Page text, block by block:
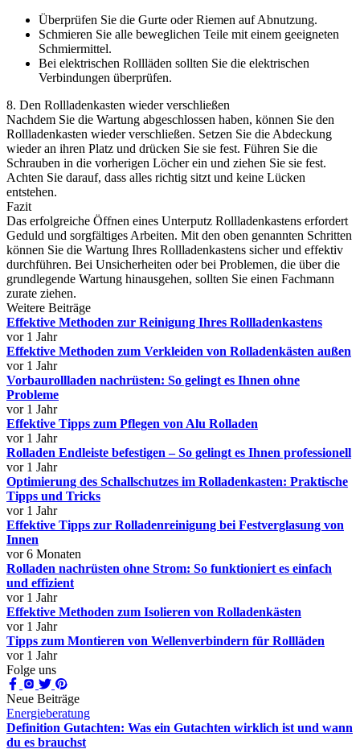
Überprüfen Sie die Gurte oder Riemen auf Abnutzung.
Schmieren Sie alle beweglichen Teile mit einem geeigneten
Schmiermittel.
Bei elektrischen Rollläden sollten Sie die elektrischen
Verbindungen überprüfen.
8. Den Rollladenkasten wieder verschließen
Nachdem Sie die Wartung abgeschlossen haben, können Sie den
Rollladenkasten wieder verschließen. Setzen Sie die Abdeckung
wieder an ihren Platz und drücken Sie sie fest. Führen Sie die
Schrauben in die vorherigen Löcher ein und ziehen Sie sie fest.
Achten Sie darauf, dass alles richtig sitzt und keine Lücken
entstehen.
Fazit
Das erfolgreiche Öffnen eines Unterputz Rollladenkastens erfordert
Geduld und sorgfältiges Arbeiten. Mit den oben genannten Schritten
können Sie die Wartung Ihres Rollladenkastens sicher und effektiv
durchführen. Bei Unsicherheiten oder bei Problemen, die über die
grundlegende Wartung hinausgehen, sollten Sie einen Fachmann
zurate ziehen.
Weitere Beiträge
Effektive Methoden zur Reinigung Ihres Rollladenkastens
vor 1 Jahr
Effektive Methoden zum Verkleiden von Rolladenkästen außen
vor 1 Jahr
Vorbaurollladen nachrüsten: So gelingt es Ihnen ohne
Probleme
vor 1 Jahr
Effektive Tipps zum Pflegen von Alu Rolladen
vor 1 Jahr
Rolladen Endleiste befestigen – So gelingt es Ihnen professionell
vor 1 Jahr
Optimierung des Schallschutzes im Rolladenkasten: Praktische
Tipps und Tricks
vor 1 Jahr
Effektive Tipps zur Rolladenreinigung bei Festverglasung von
Innen
vor 6 Monaten
Rolladen nachrüsten ohne Strom: So funktioniert es einfach
und effizient
vor 1 Jahr
Effektive Methoden zum Isolieren von Rolladenkästen
vor 1 Jahr
Tipps zum Montieren von Wellenverbindern für Rollläden
vor 1 Jahr
Folge uns
Neue Beiträge
Energieberatung
Definition Gutachten: Was ein Gutachten wirklich ist und wann
du es brauchst